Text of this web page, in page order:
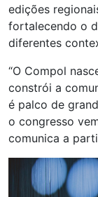
edições
fortalecendo o
diferentes
“O Compol
constrói a
é palco de
o congresso
comunica a